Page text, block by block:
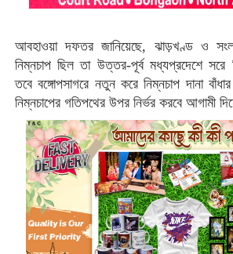
আবহাওয়া দফতর জানিয়েছে, ঝাড়খণ্ড ও
নিম্নচাপ ছিল তা উত্তর-পূর্ব মধ্যপ্রদেশে সরে
তবে বঙ্গোপসাগরে নতুন করে নিম্নচাপ দানা
নিম্নচাপের গতিপথের উপর নির্ভর করবে আগামী